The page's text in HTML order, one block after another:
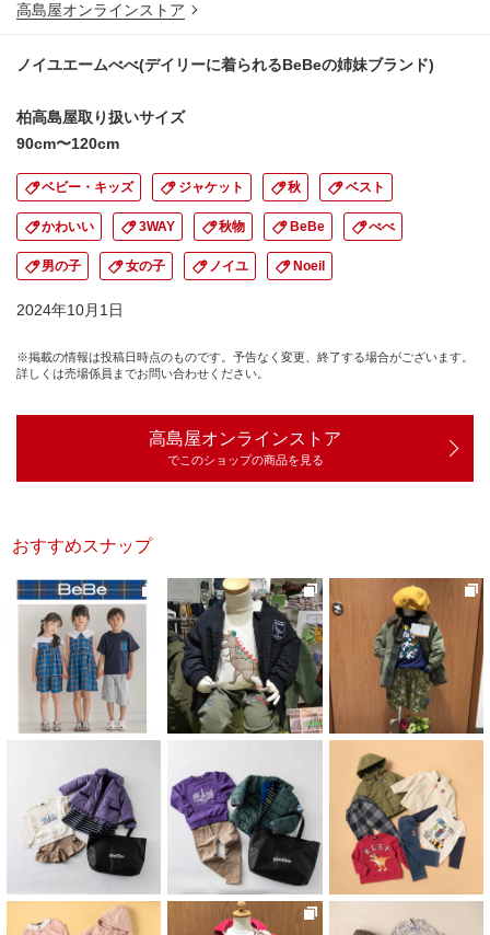
高島屋オンラインストア
ノイユエームべべ(デイリーに着られるBeBeの姉妹ブランド)
柏高島屋取り扱いサイズ
90cm〜120cm
ベビー・キッズ ジャケット 秋 ベスト
かわいい 3WAY 秋物 BeBe べべ
男の子 女の子 ノイユ Noeil
2024年10月1日
※掲載の情報は投稿日時点のものです。予告なく変更、終了する場合がございます。
詳しくは売場係員までお問い合わせください。
高島屋オンラインストア
でこのショップの商品を見る
おすすめスナップ